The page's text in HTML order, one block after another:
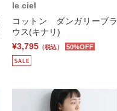
le ciel
コットン ダンガリーブラ
ウス(キナリ)
¥3,795 （税込） 50%OFF